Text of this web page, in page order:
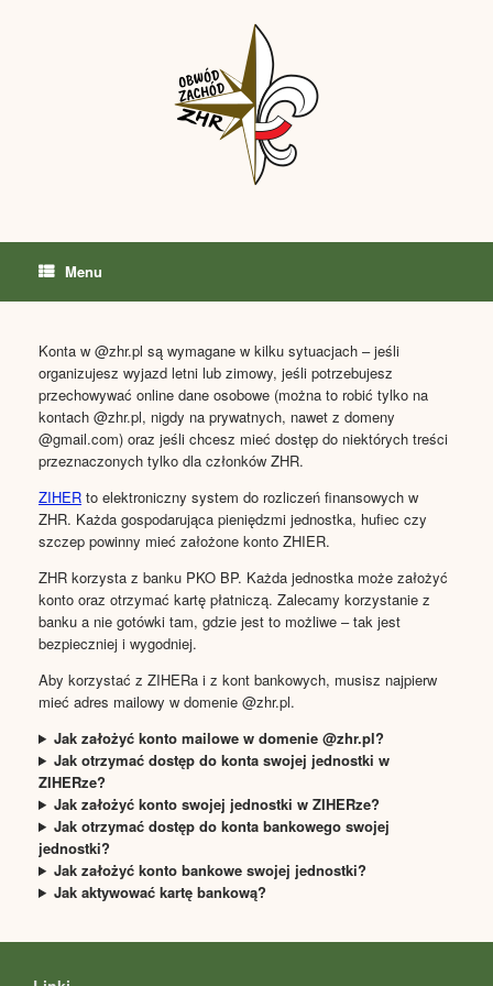
Menu
Konta w @zhr.pl są wymagane w kilku sytuacjach – jeśli
organizujesz wyjazd letni lub zimowy, jeśli potrzebujesz
przechowywać online dane osobowe (można to robić tylko na
kontach @zhr.pl, nigdy na prywatnych, nawet z domeny
@gmail.com) oraz jeśli chcesz mieć dostęp do niektórych treści
przeznaczonych tylko dla członków ZHR.
ZIHER to elektroniczny system do rozliczeń finansowych w
ZHR. Każda gospodarująca pieniędzmi jednostka, hufiec czy
szczep powinny mieć założone konto ZHIER.
ZHR korzysta z banku PKO BP. Każda jednostka może założyć
konto oraz otrzymać kartę płatniczą. Zalecamy korzystanie z
banku a nie gotówki tam, gdzie jest to możliwe – tak jest
bezpieczniej i wygodniej.
Aby korzystać z ZIHERa i z kont bankowych, musisz najpierw
mieć adres mailowy w domenie @zhr.pl.
Jak założyć konto mailowe w domenie @zhr.pl?
Jak otrzymać dostęp do konta swojej jednostki w
ZIHERze?
Jak założyć konto swojej jednostki w ZIHERze?
Jak otrzymać dostęp do konta bankowego swojej
jednostki?
Jak założyć konto bankowe swojej jednostki?
Jak aktywować kartę bankową?